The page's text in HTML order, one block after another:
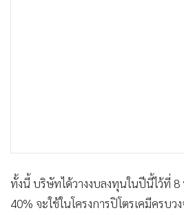
ทั้งนี้ บริษัทได้วางงบลงทุนในปีนี้ไว้ที่
40% จะใช้ในโครงการปิโตรเคมีครบว